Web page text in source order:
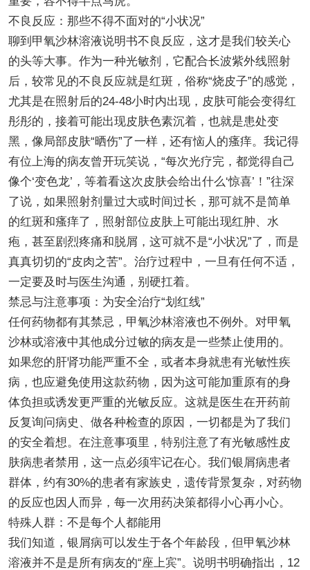
不良反应：那些不得不面对的“小状况”
聊到甲氧沙林溶液说明书不良反应，这才是我们较关心
的头等大事。作为一种光敏剂，它配合长波紫外线照射
后，较常见的不良反应就是红斑，俗称“烧皮子”的感觉，
尤其是在照射后的24-48小时内出现，皮肤可能会变得红
彤彤的，接着可能出现皮肤色素沉着，也就是患处变
黑，像局部皮肤“晒伤”了一样，还有恼人的瘙痒。我记得
有位上海的病友曾开玩笑说，“每次光疗完，都觉得自己
像个‘变色龙’，等着看这次皮肤会给出什么‘惊喜’！”往深
了说，如果照射剂量过大或时间过长，那可就不是简单
的红斑和瘙痒了，照射部位皮肤上可能出现红肿、水
疱，甚至剧烈疼痛和脱屑，这可就不是“小状况”了，而是
真真切切的“皮肉之苦”。治疗过程中，一旦有任何不适，
一定要及时与医生沟通，别硬扛着。
禁忌与注意事项：为安全治疗“划红线”
任何药物都有其禁忌，甲氧沙林溶液也不例外。对甲氧
沙林或溶液中其他成分过敏的病友是一些禁止使用的。
如果您的肝肾功能严重不全，或者本身就患有光敏性疾
病，也应避免使用这款药物，因为这可能加重原有的身
体负担或诱发更严重的光敏反应。这就是医生在开药前
反复询问病史、做各种检查的原因，一切都是为了我们
的安全着想。在注意事项里，特别注意了有光敏感性皮
肤病患者禁用，这一点必须牢记在心。我们银屑病患者
群体，约有30%的患者有家族史，遗传背景复杂，对药物
的反应也因人而异，每一次用药决策都得小心再小心。
特殊人群：不是每个人都能用
我们知道，银屑病可以发生于各个年龄段，但甲氧沙林
溶液并不是是所有病友的“座上宾”。说明书明确指出，12